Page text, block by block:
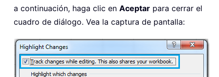
a continuación, haga clic en Aceptar para cerrar el
cuadro de diálogo. Vea la captura de pantalla: